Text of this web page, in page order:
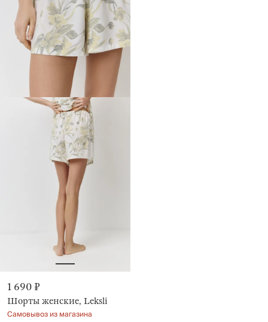
1 690 ₽
Шорты женские, Leksli
Самовывоз из магазина